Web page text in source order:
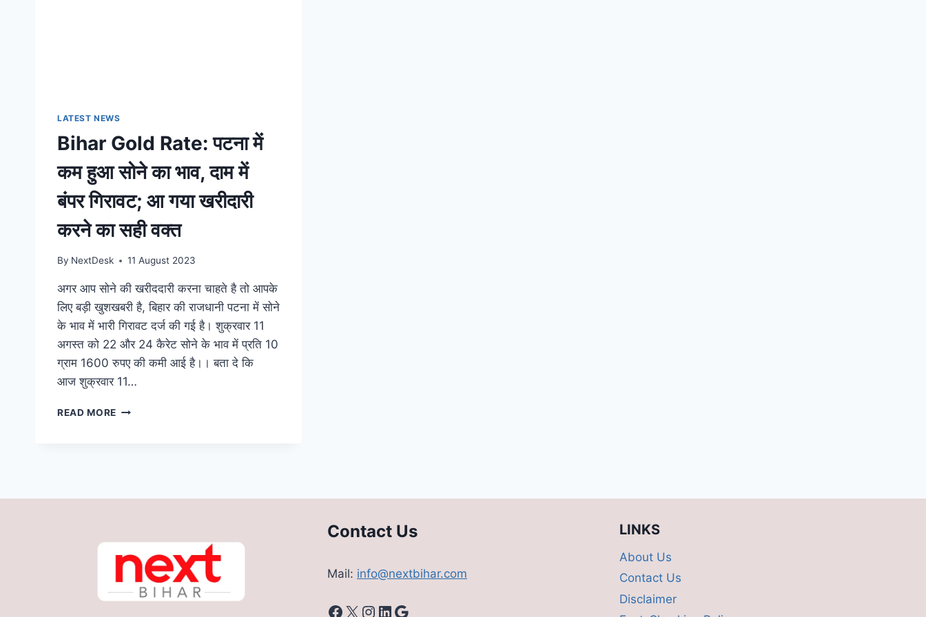
LATEST NEWS
Bihar Gold Rate: पटना में
कम हुआ सोने का भाव, दाम में
बंपर गिरावट; आ गया खरीदारी
करने का सही वक्त
By NextDesk 11 August 2023
अगर आप सोने की खरीददारी करना चाहते है तो आपके
लिए बड़ी खुशखबरी है, बिहार की राजधानी पटना में सोने
के भाव में भारी गिरावट दर्ज की गई है। शुक्रवार 11
अगस्त को 22 और 24 कैरेट सोने के भाव में प्रति 10
ग्राम 1600 रुपए की कमी आई है।। बता दे कि
आज शुक्रवार 11…
READ MORE BIHAR
हुआ
दाम
बंपर
गिरावट;
Contact Us
Mail: info@nextbihar.com
Facebook
X Instagram
LinkedIn
Google
LINKS
About Us
Contact Us
Disclaimer